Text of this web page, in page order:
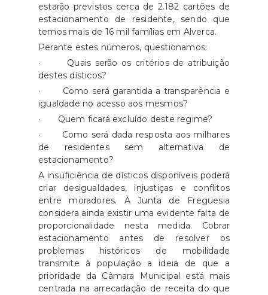
estarão previstos cerca de 2.182 cartões de
estacionamento de residente, sendo que
temos mais de 16 mil famílias em Alverca.
Perante estes números, questionamos:
· Quais serão os critérios de atribuição
destes dísticos?
· Como será garantida a transparência e
igualdade no acesso aos mesmos?
· Quem ficará excluído deste regime?
· Como será dada resposta aos milhares
de residentes sem alternativa de
estacionamento?
A insuficiência de dísticos disponíveis poderá
criar desigualdades, injustiças e conflitos
entre moradores. À Junta de Freguesia
considera ainda existir uma evidente falta de
proporcionalidade nesta medida. Cobrar
estacionamento antes de resolver os
problemas históricos de mobilidade
transmite à população a ideia de que a
prioridade da Câmara Municipal está mais
centrada na arrecadação de receita do que